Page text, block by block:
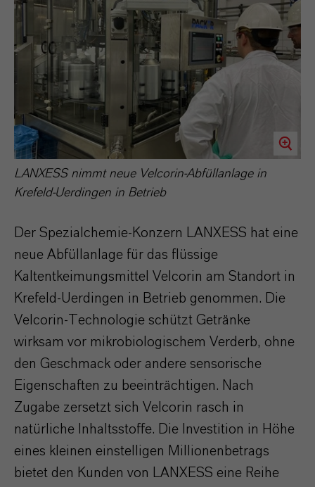
LANXESS nimmt neue Velcorin-Abfüllanlage in
Krefeld-Uerdingen in Betrieb
Der Spezialchemie-Konzern LANXESS hat eine
neue Abfüllanlage für das flüssige
Kaltentkeimungsmittel Velcorin am Standort in
Krefeld-Uerdingen in Betrieb genommen. Die
Velcorin-Technologie schützt Getränke
wirksam vor mikrobiologischem Verderb, ohne
den Geschmack oder andere sensorische
Eigenschaften zu beeinträchtigen. Nach
Zugabe zersetzt sich Velcorin rasch in
natürliche Inhaltsstoffe. Die Investition in Höhe
eines kleinen einstelligen Millionenbetrags
bietet den Kunden von LANXESS eine Reihe